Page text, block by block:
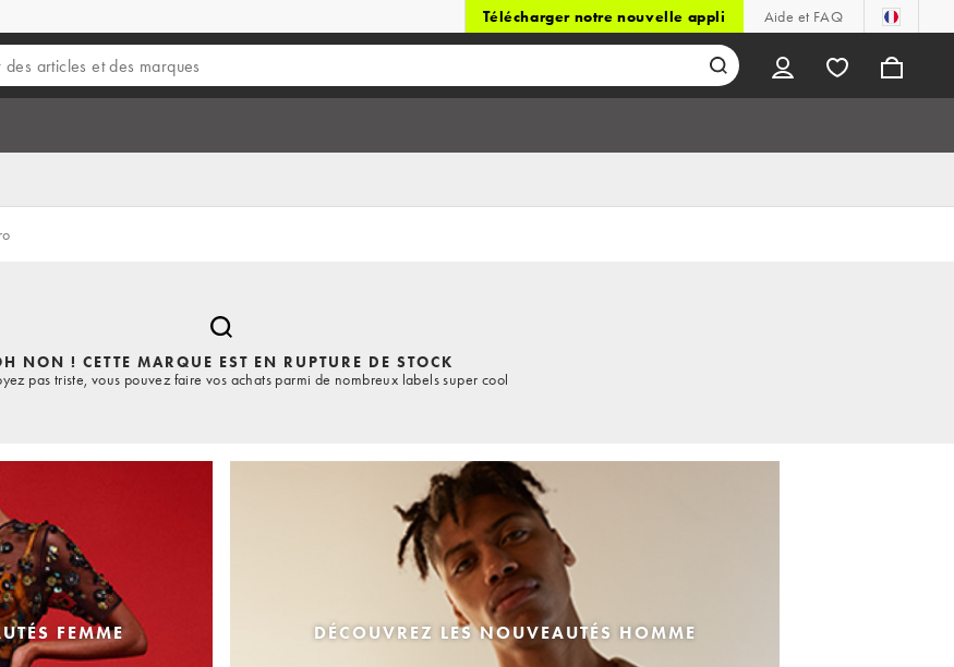
Télécharger notre nouvelle appli Aide et FAQ
NON ! CETTE MARQUE EST EN RUPTURE DE STOCK
pas triste, vous pouvez faire vos achats parmi de nombreux labels super cool
FEMME DÉCOUVREZ LES NOUVEAUTÉS HOMME